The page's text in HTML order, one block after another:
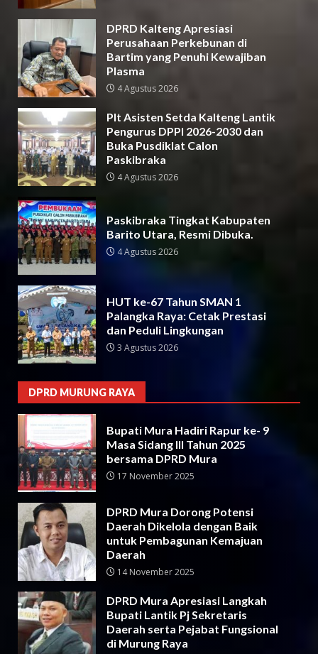
DPRD Kalteng Apresiasi
Perusahaan Perkebunan di
Bartim yang Penuhi Kewajiban
Plasma
4 Agustus 2026
Plt Asisten Setda Kalteng Lantik
Pengurus DPPI 2026-2030 dan
Buka Pusdiklat Calon
Paskibraka
4 Agustus 2026
Paskibraka Tingkat Kabupaten
Barito Utara, Resmi Dibuka.
4 Agustus 2026
HUT ke-67 Tahun SMAN 1
Palangka Raya: Cetak Prestasi
dan Peduli Lingkungan
3 Agustus 2026
DPRD MURUNG RAYA
Bupati Mura Hadiri Rapur ke- 9
Masa Sidang III Tahun 2025
bersama DPRD Mura
17 November 2025
DPRD Mura Dorong Potensi
Daerah Dikelola dengan Baik
untuk Pembagunan Kemajuan
Daerah
14 November 2025
DPRD Mura Apresiasi Langkah
Bupati Lantik Pj Sekretaris
Daerah serta Pejabat Fungsional
di Murung Raya